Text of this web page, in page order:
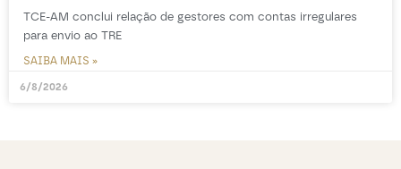
TCE-AM conclui relação de gestores com contas irregulares
para envio ao TRE
SAIBA MAIS »
6/8/2026